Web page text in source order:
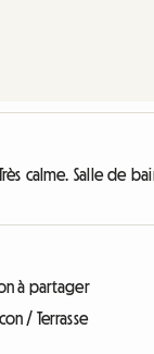
calme. Salle de
à partager
/ Terrasse